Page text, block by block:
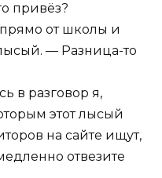
привёз?
от школы и
— Разница-то
в разговор я,
этот лысый
на сайте ищут,
отвезите